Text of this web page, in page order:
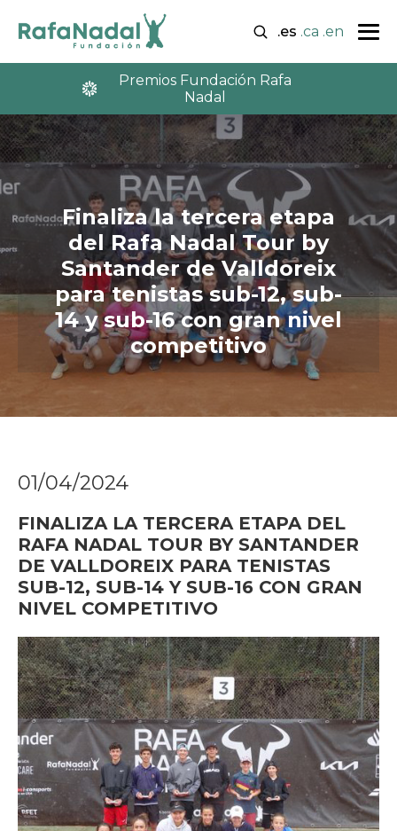
.es .ca .en
Premios Fundación Rafa
Nadal
Finaliza la tercera etapa
del Rafa Nadal Tour by
Santander de Valldoreix
para tenistas sub-12, sub-
14 y sub-16 con gran nivel
competitivo
01/04/2024
FINALIZA LA TERCERA ETAPA DEL
RAFA NADAL TOUR BY SANTANDER
DE VALLDOREIX PARA TENISTAS
SUB-12, SUB-14 Y SUB-16 CON GRAN
NIVEL COMPETITIVO